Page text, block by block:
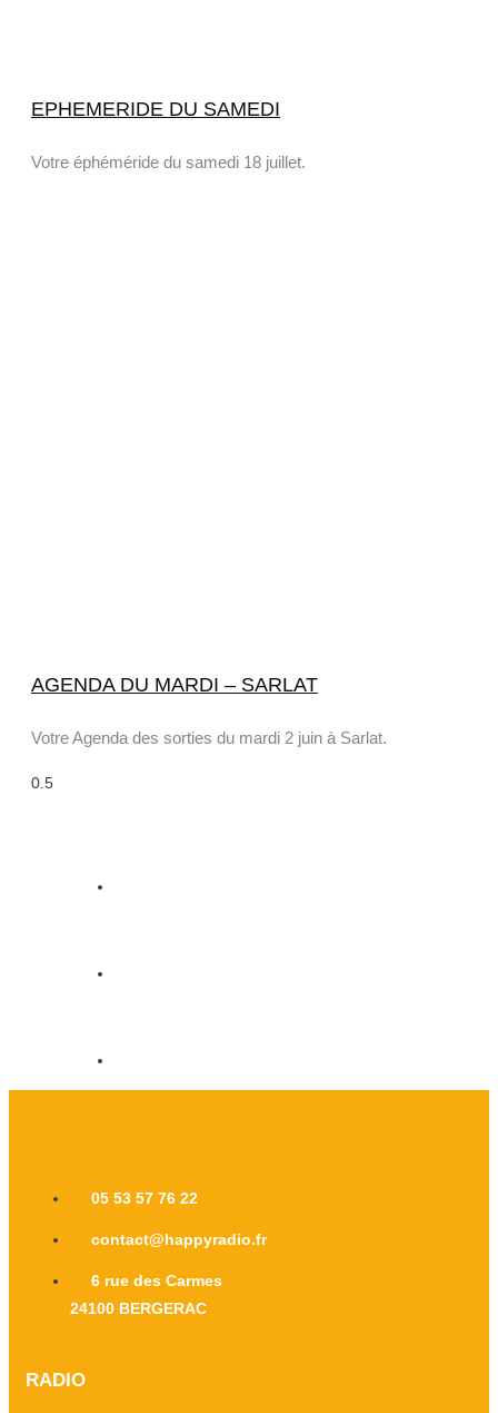
EPHEMERIDE DU SAMEDI
Votre éphéméride du samedi 18 juillet.
AGENDA DU MARDI – SARLAT
Votre Agenda des sorties du mardi 2 juin à Sarlat.
05 53 57 76 22
contact@happyradio.fr
6 rue des Carmes
24100 BERGERAC
RADIO